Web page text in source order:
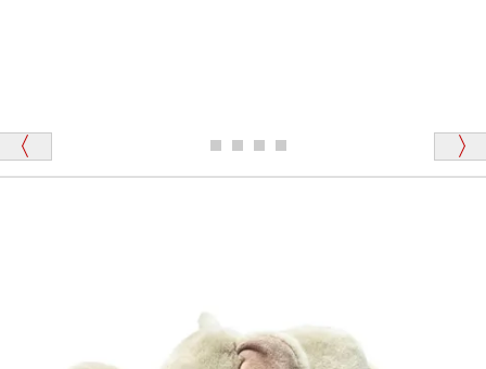
ディベアがいます。
「スクエーカー内蔵」と記載しておりますので、ぜひ
探してみてください。
「前に買ったことがあったお店でしたので」
「ChatGPTを利用したところ「くまの小屋」さ
んを紹介され…」